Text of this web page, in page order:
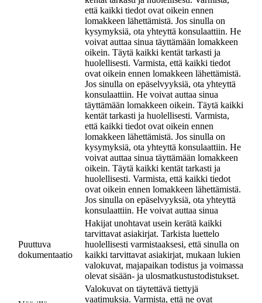
että kaikki tiedot ovat oikein ennen
lomakkeen lähettämistä. Jos sinulla on
kysymyksiä, ota yhteyttä konsulaattiin. He
voivat auttaa sinua täyttämään lomakkeen
oikein. Täytä kaikki kentät tarkasti ja
huolellisesti. Varmista, että kaikki tiedot
ovat oikein ennen lomakkeen lähettämistä.
Jos sinulla on epäselvyyksiä, ota yhteyttä
konsulaattiin. He voivat auttaa sinua
täyttämään lomakkeen oikein. Täytä kaikki
kentät tarkasti ja huolellisesti. Varmista,
että kaikki tiedot ovat oikein ennen
lomakkeen lähettämistä. Jos sinulla on
kysymyksiä, ota yhteyttä konsulaattiin. He
voivat auttaa sinua täyttämään lomakkeen
oikein. Täytä kaikki kentät tarkasti ja
huolellisesti. Varmista, että kaikki tiedot
ovat oikein ennen lomakkeen lähettämistä.
Jos sinulla on epäselvyyksiä, ota yhteyttä
konsulaattiin. He voivat auttaa sinua
Puuttuva
dokumentaatio
Hakijat unohtavat usein kerätä kaikki
tarvittavat asiakirjat. Tarkista luettelo
huolellisesti varmistaaksesi, että sinulla on
kaikki tarvittavat asiakirjat, mukaan lukien
valokuvat, majapaikan todistus ja voimassa
olevat sisään- ja ulosmatkustustodistukset.
Valokuvat on täytettävä tiettyjä
vaatimuksia. Varmista, että ne ovat